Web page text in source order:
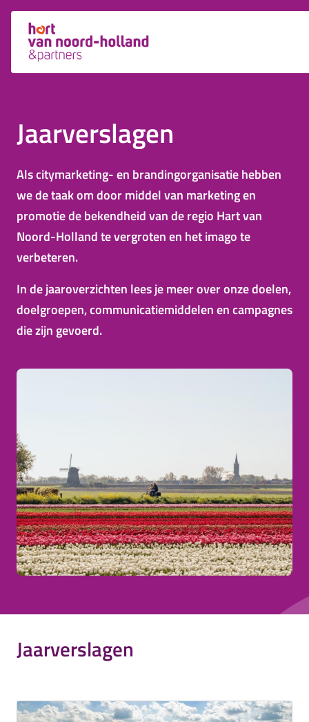
Jaarverslagen
Als citymarketing- en brandingorganisatie hebben
we de taak om door middel van marketing en
promotie de bekendheid van de regio Hart van
Noord-Holland te vergroten en het imago te
verbeteren.
In de jaaroverzichten lees je meer over onze doelen,
doelgroepen, communicatiemiddelen en campagnes
die zijn gevoerd.
Jaarverslagen